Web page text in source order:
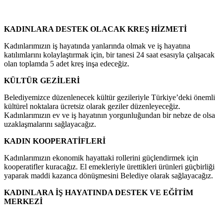
KADINLARA DESTEK OLACAK KREŞ HİZMETİ
Kadınlarımızın iş hayatında yanlarında olmak ve iş hayatına
katılımlarını kolaylaştırmak için, bir tanesi 24 saat esasıyla çalışacak
olan toplamda 5 adet kreş inşa edeceğiz.
KÜLTÜR GEZİLERİ
Belediyemizce düzenlenecek kültür gezileriyle Türkiye’deki önemli
kültürel noktalara ücretsiz olarak geziler düzenleyeceğiz.
Kadınlarımızın ev ve iş hayatının yorgunluğundan bir nebze de olsa
uzaklaşmalarını sağlayacağız.
KADIN KOOPERATİFLERİ
Kadınlarımızın ekonomik hayattaki rollerini güçlendirmek için
kooperatifler kuracağız. El emekleriyle ürettikleri ürünleri güçbirliği
yaparak maddi kazanca dönüşmesini Belediye olarak sağlayacağız.
KADINLARA İŞ HAYATINDA DESTEK VE EĞİTİM
MERKEZİ